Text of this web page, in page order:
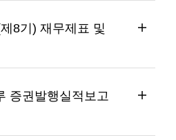
8기) 재무제표 및
증권발행실적보고